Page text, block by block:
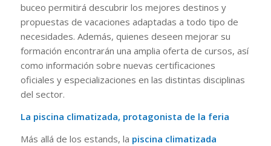
buceo permitirá descubrir los mejores destinos y
propuestas de vacaciones adaptadas a todo tipo de
necesidades. Además, quienes deseen mejorar su
formación encontrarán una amplia oferta de cursos, así
como información sobre nuevas certificaciones
oficiales y especializaciones en las distintas disciplinas
del sector.
La piscina climatizada, protagonista de la feria
Más allá de los estands, la piscina climatizada